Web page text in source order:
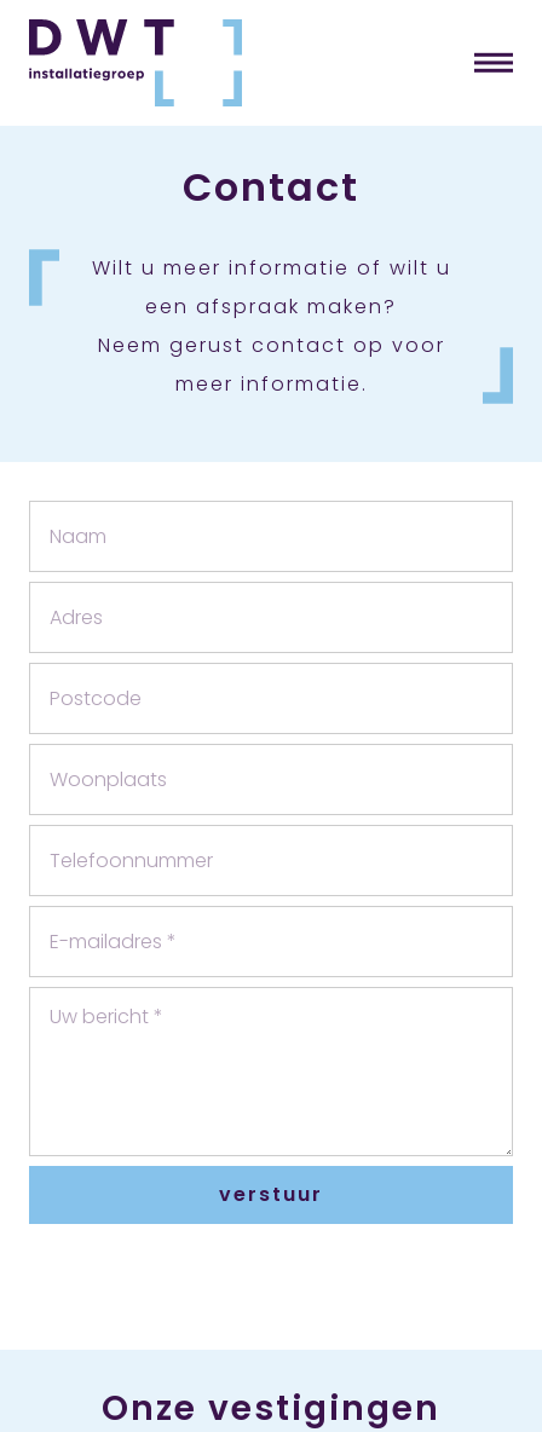
Contact
Wilt u meer informatie of wilt u
een afspraak maken?
Neem gerust contact op voor
meer informatie.
Onze vestigingen